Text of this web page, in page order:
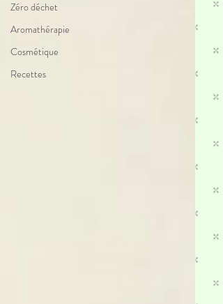
Zéro déchet
Aromathérapie
Cosmétique
Recettes